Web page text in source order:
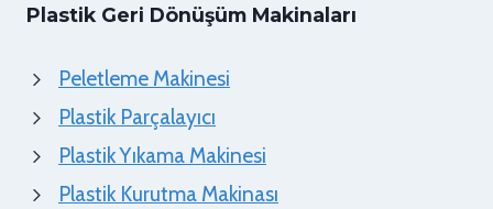
Plastik Geri Dönüşüm Makinaları
Peletleme Makinesi
Plastik Parçalayıcı
Plastik Yıkama Makinesi
Plastik Kurutma Makinası